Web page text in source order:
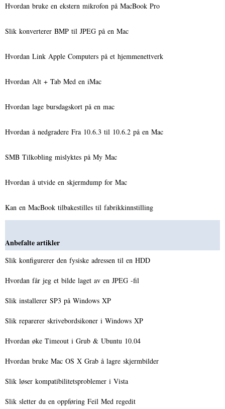
Hvordan bruke en ekstern mikrofon på MacBook Pro
Slik konverterer BMP til JPEG på en Mac
Hvordan Link Apple Computers på et hjemmenettverk
Hvordan Alt + Tab Med en iMac
Hvordan lage bursdagskort på en mac
Hvordan å nedgradere Fra 10.6.3 til 10.6.2 på en Mac
SMB Tilkobling mislyktes på My Mac
Hvordan å utvide en skjermdump for Mac
Kan en MacBook tilbakestilles til fabrikkinnstilling
Anbefalte artikler
Slik konfigurerer den fysiske adressen til en HDD
Hvordan får jeg et bilde laget av en JPEG -fil
Slik installerer SP3 på Windows XP
Slik reparerer skrivebordsikoner i Windows XP
Hvordan øke Timeout i Grub & Ubuntu 10.04
Hvordan bruke Mac OS X Grab å lagre skjermbilder
Slik løser kompatibilitetsproblemer i Vista
Slik sletter du en oppføring Feil Med regedit